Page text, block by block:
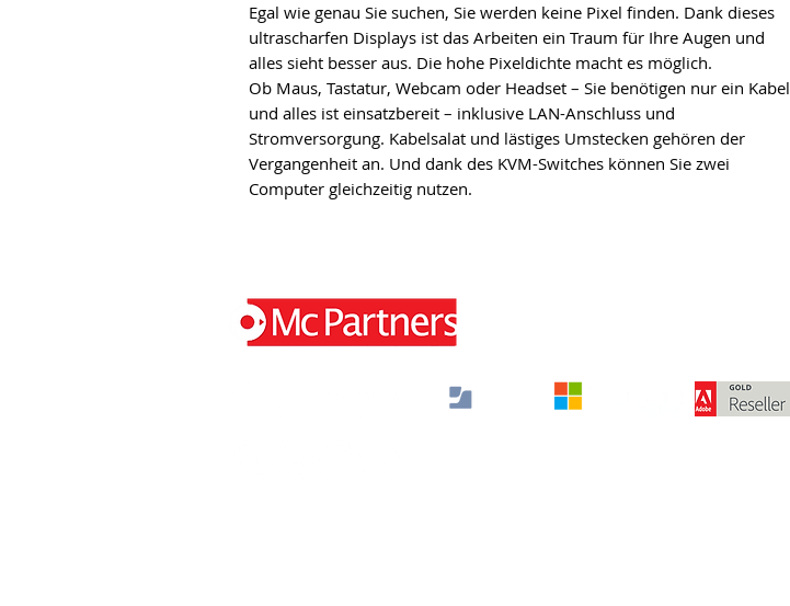
Egal wie genau Sie suchen, Sie werden keine Pixel finden. Dank dieses
ultrascharfen Displays ist das Arbeiten ein Traum für Ihre Augen und
alles sieht besser aus. Die hohe Pixeldichte macht es möglich.
Ob Maus, Tastatur, Webcam oder Headset – Sie benötigen nur ein Kabel
und alles ist einsatzbereit – inklusive LAN-Anschluss und
Stromversorgung. Kabelsalat und lästiges Umstecken gehören der
Vergangenheit an. Und dank des KVM-Switches können Sie zwei
Computer gleichzeitig nutzen.